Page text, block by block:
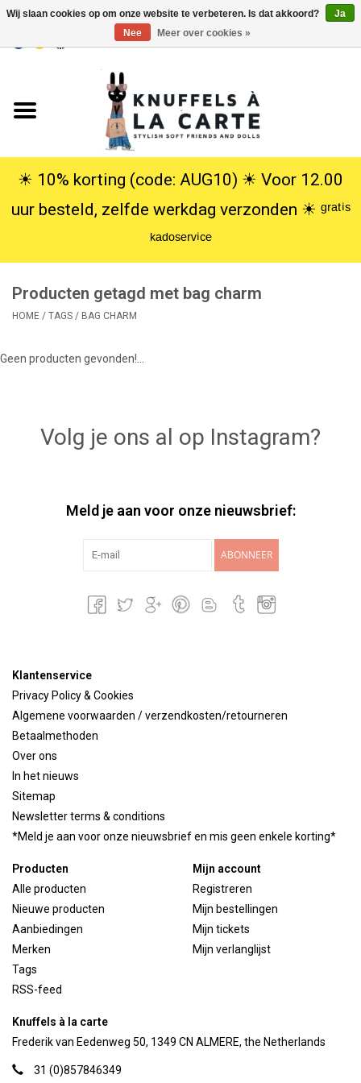
USD
Knuffels
Poppen
SALE
Merken
☀︎ 10% korting (code: AUG10) ☀︎ Voor 12.00
uur besteld, zelfde werkdag verzonden ☀︎ ᵍʳᵃᵗⁱˢ
ᵏᵃᵈᵒˢᵉʳᵛⁱᶜᵉ
Producten getagd met bag charm
HOME / TAGS / BAG CHARM
Geen producten gevonden!...
Volg je ons al op Instagram?
Meld je aan voor onze nieuwsbrief:
ABONNEER
Klantenservice
Privacy Policy & Cookies
Algemene voorwaarden / verzendkosten/retourneren
Betaalmethoden
Over ons
In het nieuws
Sitemap
Newsletter terms & conditions
*Meld je aan voor onze nieuwsbrief en mis geen enkele korting*
Producten
Alle producten
Nieuwe producten
Aanbiedingen
Merken
Tags
RSS-feed
Mijn account
Registreren
Mijn bestellingen
Mijn tickets
Mijn verlanglijst
Knuffels à la carte
Frederik van Eedenweg 50, 1349 CN ALMERE, the Netherlands
31 (0)857846349
Wij slaan cookies op om onze website te verbeteren. Is dat akkoord?
Ja
Nee
Meer over cookies »